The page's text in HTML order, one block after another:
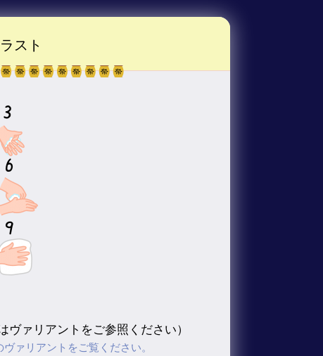
スト
ァリアントをご参照ください）
ァリアントをご覧ください。